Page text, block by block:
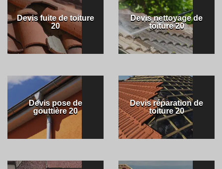
Devis fuite de toiture
20
Devis nettoyage de
toiture 20
Devis pose de
gouttière 20
Devis réparation de
toiture 20